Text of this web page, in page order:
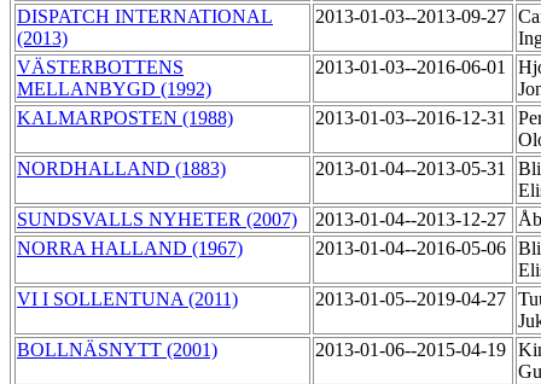
DISPATCH INTERNATIONAL
(2013)
2013-01-03--2013-09-27
VÄSTERBOTTENS
MELLANBYGD (1992)
2013-01-03--2016-06-01
KALMARPOSTEN (1988)
2013-01-03--2016-12-31
NORDHALLAND (1883)
2013-01-04--2013-05-31
SUNDSVALLS NYHETER (2007)
2013-01-04--2013-12-27
NORRA HALLAND (1967)
2013-01-04--2016-05-06
VI I SOLLENTUNA (2011)
2013-01-05--2019-04-27
BOLLNÄSNYTT (2001)
2013-01-06--2015-04-19